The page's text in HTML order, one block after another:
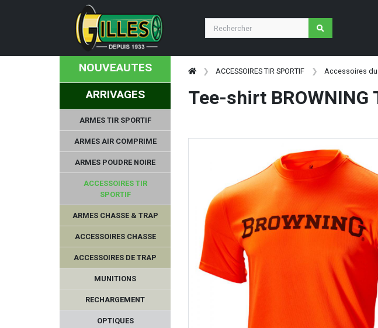
NOUVEAUTES
ARRIVAGES
ARMES TIR SPORTIF
ARMES AIR COMPRIME
ARMES POUDRE NOIRE
ACCESSOIRES TIR
SPORTIF
ARMES CHASSE & TRAP
ACCESSOIRES CHASSE
ACCESSOIRES DE TRAP
MUNITIONS
RECHARGEMENT
OPTIQUES
ACCESSOIRES TIR SPORTIF Accessoires du
Tee-shirt